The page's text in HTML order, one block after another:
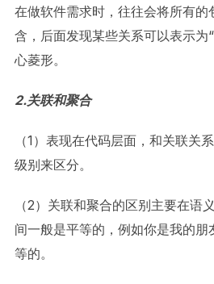
在做软件需求时，往往会将所有的
含，后面发现某些关系可以表示为
心菱形。
2.关联和聚合
（1）表现在代码层面，和关联关
级别来区分。
（2）关联和聚合的区别主要在语
间一般是平等的，例如你是我的
等的。